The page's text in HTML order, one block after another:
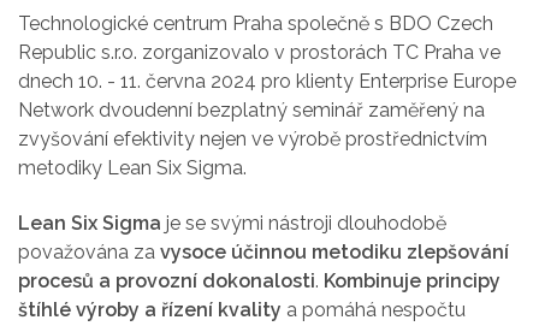
Technologické centrum Praha společně s BDO Czech
Republic s.r.o. zorganizovalo v prostorách TC Praha ve
dnech 10. - 11. června 2024 pro klienty Enterprise Europe
Network dvoudenní bezplatný seminář zaměřený na
zvyšování efektivity nejen ve výrobě prostřednictvím
metodiky Lean Six Sigma.
Lean Six Sigma je se svými nástroji dlouhodobě
považována za vysoce účinnou metodiku zlepšování
procesů a provozní dokonalosti. Kombinuje principy
štíhlé výroby a řízení kvality a pomáhá nespočtu